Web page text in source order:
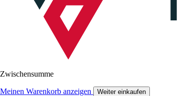
Zwischensumme
Meinen Warenkorb anzeigen Weiter einkaufen